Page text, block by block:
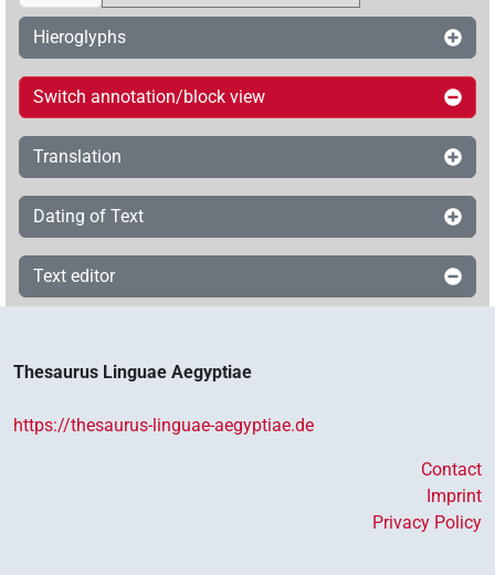
Hieroglyphs
Switch annotation/block view
Translation
Dating of Text
Text editor
Thesaurus Linguae Aegyptiae
https://thesaurus-linguae-aegyptiae.de
Contact
Imprint
Privacy Policy